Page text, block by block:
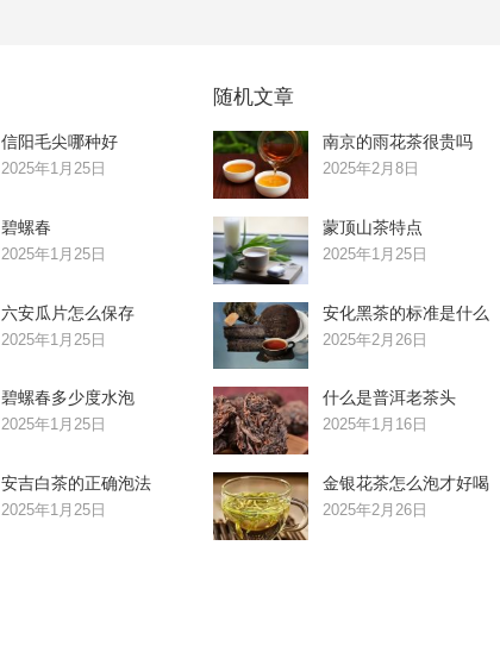
信阳毛尖哪种好
2025年1月25日
碧螺春
2025年1月25日
六安瓜片怎么保存
2025年1月25日
碧螺春多少度水泡
2025年1月25日
安吉白茶的正确泡法
2025年1月25日
随机文章
南京的雨花茶很贵吗
2025年2月8日
蒙顶山茶特点
2025年1月25日
安化黑茶的标准是什么
2025年2月26日
什么是普洱老茶头
2025年1月16日
金银花茶怎么泡才好喝
2025年2月26日